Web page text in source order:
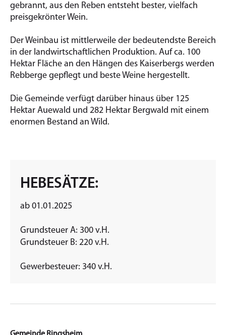
gebrannt, aus den Reben entsteht bester, vielfach
preisgekrönter Wein.
Der Weinbau ist mittlerweile der bedeutendste Bereich
in der landwirtschaftlichen Produktion. Auf ca. 100
Hektar Fläche an den Hängen des Kaiserbergs werden
Rebberge gepflegt und beste Weine hergestellt.
Die Gemeinde verfügt darüber hinaus über 125
Hektar Auewald und 282 Hektar Bergwald mit einem
enormen Bestand an Wild.
HEBESÄTZE:
ab 01.01.2025
Grundsteuer A: 300 v.H.
Grundsteuer B: 220 v.H.
Gewerbesteuer: 340 v.H.